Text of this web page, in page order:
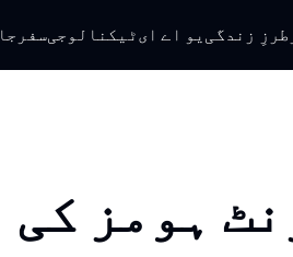
طرزِ زندگی یو اے ایٹیکنالوجیسفر
ہومز کی